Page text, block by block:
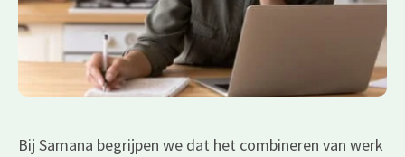
Bij Samana begrijpen we dat het combineren van werk